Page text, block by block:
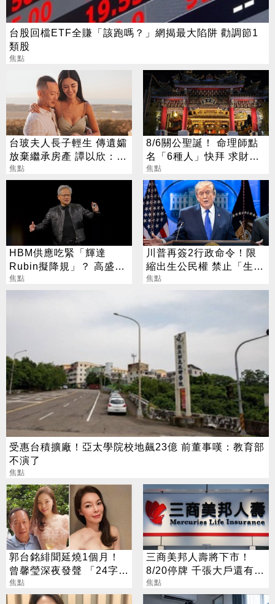
台股回檔ETF全賺「該跑嗎？」網揭最大陷阱 勸調節1
類股
焦點
台玻夫人長子輕生 傳遺孀
放棄繼承房產 譚以欣：不
實內容二次傷害
焦點
8/6關公聖誕！ 命理師點
名「6種人」快拜 求財求
職保平安
焦點
HBM供應吃緊「輝達
Rubin擬降規」？ 高盛反
讚記憶體：牛市才開始
焦點
川普再簽2行政命令！限
縮出生公民權 禁止「生育
旅遊」
焦點
受惠台積擴廠！亞太學院校地飆23億 前董事嘆：教育部
不演了
焦點
郭台銘緋聞延燒1個月！
曾馨瑩深夜發聲 「24字」
吐盡最心繫的事
焦點
三商美邦人壽將下市！
8/20停牌 千張大戶還有
252人
焦點